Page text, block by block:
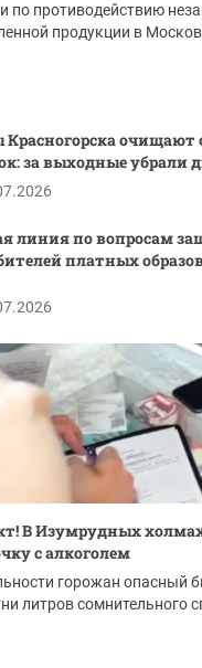
по противодействию
продукции в
очищают
за выходные убрали
линия по вопросам
платных
В Изумрудных
с алкоголем
горожан опасный
литров сомнительного